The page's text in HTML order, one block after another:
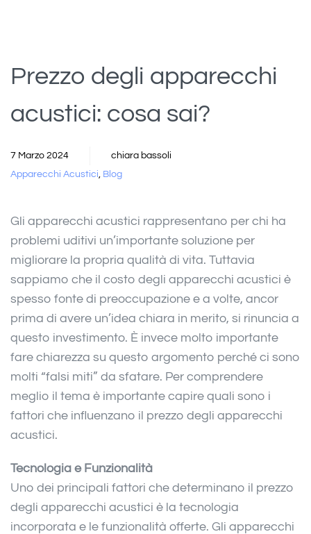
Prezzo degli apparecchi
acustici: cosa sai?
7 Marzo 2024
chiara bassoli
Apparecchi Acustici, Blog
Gli apparecchi acustici rappresentano per chi ha
problemi uditivi un’importante soluzione per
migliorare la propria qualità di vita. Tuttavia
sappiamo che il costo degli apparecchi acustici è
spesso fonte di preoccupazione e a volte, ancor
prima di avere un’idea chiara in merito, si rinuncia a
questo investimento. È invece molto importante
fare chiarezza su questo argomento perché ci sono
molti “falsi miti” da sfatare. Per comprendere
meglio il tema è importante capire quali sono i
fattori che influenzano il prezzo degli apparecchi
acustici.
Tecnologia e Funzionalità
Uno dei principali fattori che determinano il prezzo
degli apparecchi acustici è la tecnologia
incorporata e le funzionalità offerte. Gli apparecchi